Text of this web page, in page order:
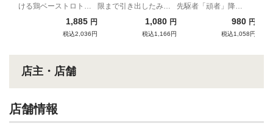
ける鶏ベーストロトロ
1,885 円
税込2,036円
限まで引き出したみそ
1,080 円
税込1,166円
つけめん（濃厚）
先駆者「頑者」降
980 円
税込1,058円
店主・店舗
店舗情報